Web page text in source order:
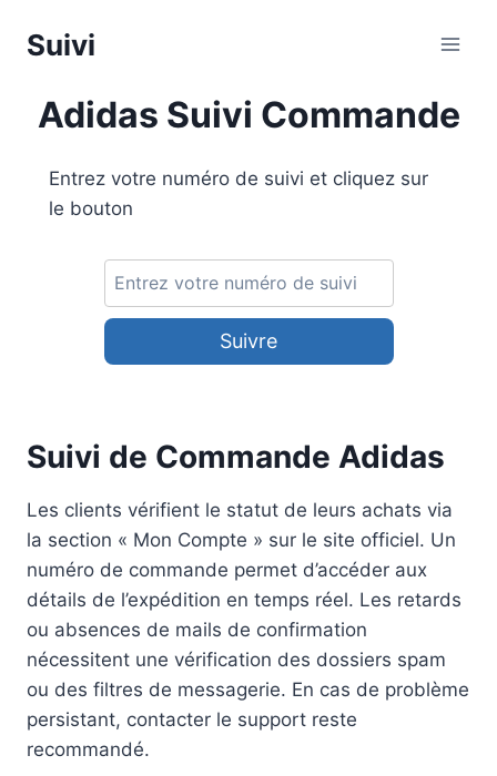
Suivi
Adidas Suivi Commande
Entrez votre numéro de suivi et cliquez sur
le bouton
Suivre
Suivi de Commande Adidas
Les clients vérifient le statut de leurs achats via
la section « Mon Compte » sur le site officiel. Un
numéro de commande permet d’accéder aux
détails de l’expédition en temps réel. Les retards
ou absences de mails de confirmation
nécessitent une vérification des dossiers spam
ou des filtres de messagerie. En cas de problème
persistant, contacter le support reste
recommandé.